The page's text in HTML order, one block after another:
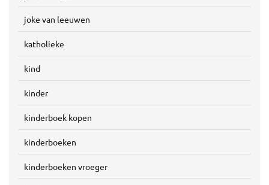
joke van leeuwen
katholieke
kind
kinder
kinderboek kopen
kinderboeken
kinderboeken vroeger